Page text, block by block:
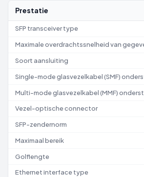
Prestatie
SFP transceiver type
Maximale overdrachtssnelheid van
Soort aansluiting
Single-mode glasvezelkabel (SMF)
Multi-mode glasvezelkabel (MMF)
Vezel-optische connector
SFP-zendernorm
Maximaal bereik
Golflengte
Ethernet interface type